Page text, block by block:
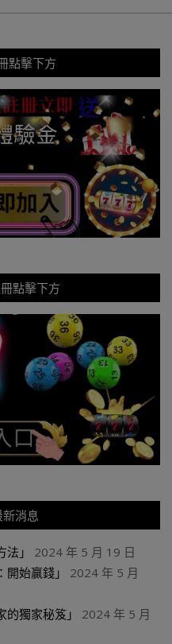
點擊下方
點擊下方
消息
」
2024 年 5 月 19 日
始贏錢」
2024 年 5 月
的獨家秘笈」
2024 年 5 月